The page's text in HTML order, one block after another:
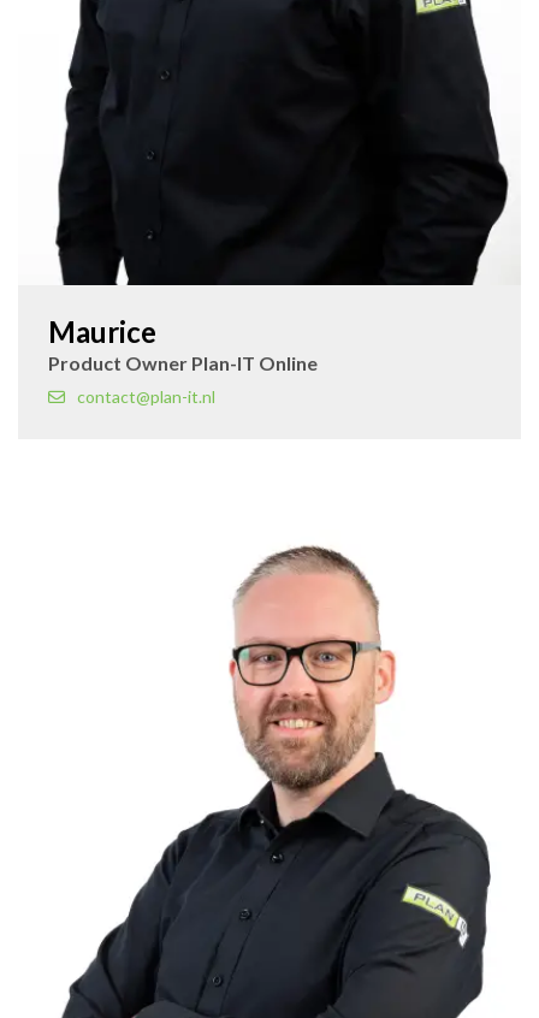
Maurice
Product Owner Plan-IT Online
contact@plan-it.nl